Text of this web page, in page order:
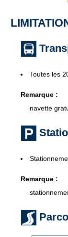
Toutes les
Remarque :
navette
Remarque :